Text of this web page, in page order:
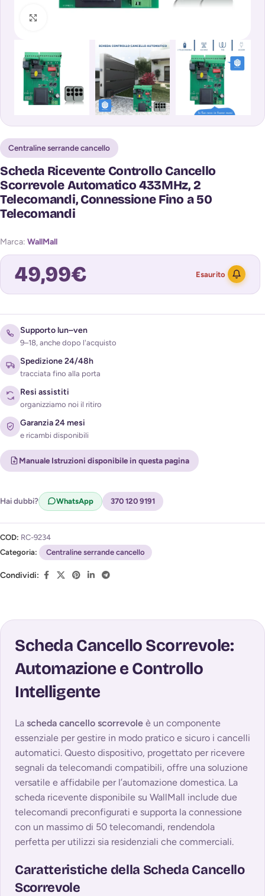
Centraline serrande cancello
Scheda Ricevente Controllo Cancello
Scorrevole Automatico 433MHz, 2
Telecomandi, Connessione Fino a 50
Telecomandi
Marca: WallMall
49,99€ Esaurito
Acconsento al trattamento dei miei dati per ricevere
l'avviso di disponibilità (Privacy Policy)
Supporto lun–ven
9–18, anche dopo l'acquisto
Spedizione 24/48h
tracciata fino alla porta
Resi assistiti
organizziamo noi il ritiro
Garanzia 24 mesi
e ricambi disponibili
Manuale Istruzioni disponibile in questa pagina
Hai dubbi? WhatsApp 370 120 9191
COD: RC-9234
Categoria:
Centraline serrande cancello
Condividi:
Scheda Cancello Scorrevole:
Automazione e Controllo
Intelligente
La scheda cancello scorrevole è un componente
essenziale per gestire in modo pratico e sicuro i cancelli
automatici. Questo dispositivo, progettato per ricevere
segnali da telecomandi compatibili, offre una soluzione
versatile e affidabile per l’automazione domestica. La
scheda ricevente disponibile su WallMall include due
telecomandi preconfigurati e supporta la connessione
con un massimo di 50 telecomandi, rendendola
perfetta per utilizzi sia residenziali che commerciali.
Caratteristiche della Scheda Cancello
Scorrevole